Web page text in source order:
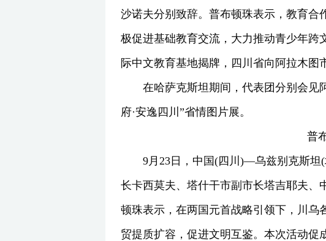
沙诺夫分别致辞。普布顿珠表示，教育合
极促进基础教育交流，大力推动青少年
际中文教育基地揭牌，四川省向阿拉木图
在哈萨克斯坦期间，代表团分别会见
府·安逸四川”省情图片展。
普
9月23日，中国(四川)—乌兹别克斯坦
长卡西莫夫、塔什干市副市长塔吉耶夫
顿珠表示，在两国元首战略引领下，川
贸提质扩容，促进文明互鉴。本次活动促